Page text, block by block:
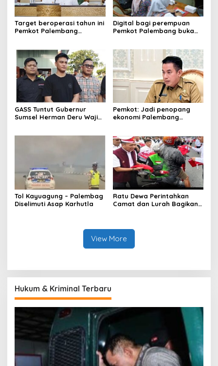
Target beroperasi tahun ini
Pemkot Palembang
Digital bagi perempuan
Pemkot Palembang buka
GASS Tuntut Gubernur
Sumsel Herman Deru Wajib
Pemkot: Jadi penopang
ekonomi Palembang
Tol Kayuagung – Palembag
Diselimuti Asap Karhutla
Ratu Dewa Perintahkan
Camat dan Lurah Bagikan
View More
Hukum & Kriminal Terbaru